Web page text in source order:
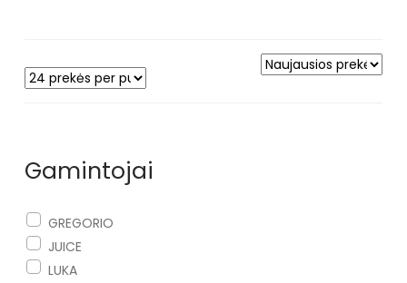
Gamintojai
GREGORIO
JUICE
LUKA